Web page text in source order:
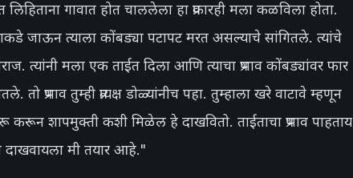
लिहिताना गावात होत चाललेला हा प्रकारही मला कळविला होता.
जाऊन त्याला कोंबड्या पटापट मरत असल्याचे सांगितले. त्यांचे
त्यांनी मला एक ताईत दिला आणि त्याचा प्रभाव कोंबड्यांवर फार
तो प्रभाव तुम्ही प्रत्यक्ष डोळ्यांनीच पहा. तुम्हाला खरे वाटावे म्हणून
करून शापमुक्ती कशी मिळेल हे दाखवितो. ताईताचा प्रभाव पाहताय
दाखवायला मी तयार आहे."